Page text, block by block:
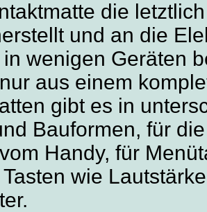
die
und an die
wenigen Geräten
aus einem
gibt es in
Bauformen, für
Handy, für
wie